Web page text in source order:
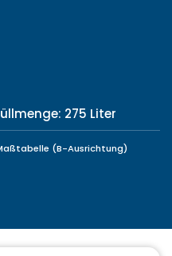
275 Liter
(B-Ausrichtung)